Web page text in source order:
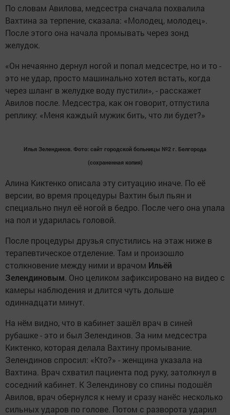
По словам Авилова, медсестра сначала похвалила
Вахтина за терпение, сказала: «Молодец, молодец».
После этого она начала промывать через зонд
желудок.
«Он нечаянно дернул ногой и попал медсестре, но и то -
это не удар, просто машинально хотел встать, когда
через шланг в желудке воду пустили», - расскажет
Авилов после. Медсестра, как он говорит, отпустила
реплику: «Меня каждый мужик бить, что ли будет?»
Илья Зелендинов. Фото: сайт городской больницы №2 г. Белгорода
(сохраненная копия)
Алина Киктенко описала эту ситуацию иначе. По её
версии, во время процедуры Вахтин был пьян и
специально пнул её ногой в бедро. После чего она упала
на пол и ударилась головой.
После процедуры друзья спустились на этаж ниже в
терапевтическое отделение. Там и произошло
столкновение между ними и врачом Ильёй
Зелендиновым. Оно целиком зафиксировано на видео с
камеры наблюдения и длится чуть дольше
одиннадцати минут.
На нём видно, что в кабинет зашёл врач в синей
рубашке - это и был Зелендинов. За ним медсестра
Киктенко, которая делала Вахтину промывание.
Зелендинов спросил: «Кто?» - женщина указала на
Вахтина. Врач схватил пациента под руку, затолкнул в
соседний кабинет. К Зелендинову со спины подошёл
Авилов, врач обернулся к нему и сразу нанёс несколько
сильных ударов по голове. Потом с разворота ударил